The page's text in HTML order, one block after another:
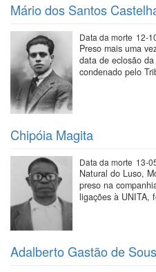
Mário dos Santos
Data da morte 12-
Preso mais uma
data de eclosão
condenado pelo
Chipóia Magita
Data da morte 13-
Natural do Luso,
preso na
ligações à UNITA,
Adalberto Gastão de